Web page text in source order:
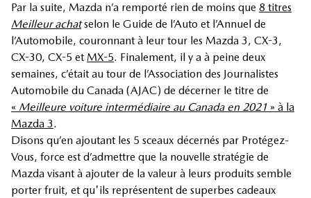
Par la suite, Mazda n’a remporté rien de moins que 8 titres
Meilleur achatselon le Guide de l’Auto et l’Annuel de
l’Automobile, couronnant à leur tour les Mazda 3, CX-3,
CX-30, CX-5 et MX-5. Finalement, il y a à peine deux
semaines, c’était au tour de l’Association des Journalistes
Automobile du Canada (AJAC) de décerner le titre de
« Meilleure voiture intermédiaire au Canada en 2021 » à la
Mazda 3.
Disons qu’en ajoutant les 5 sceaux décernés par Protégez-
Vous, force est d’admettre que la nouvelle stratégie de
Mazda visant à ajouter de la valeur à leurs produits semble
porter fruit, et qu'ils représentent de superbes cadeaux